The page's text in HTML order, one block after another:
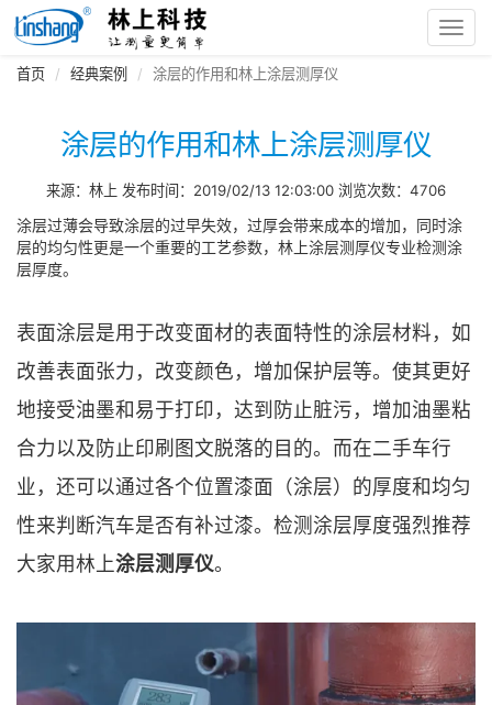
首页 经典案例 涂层的作用和林上涂层测厚仪
涂层的作用和林上涂层测厚仪
来源：林上 发布时间：2019/02/13 12:03:00 浏览次数：4706
涂层过薄会导致涂层的过早失效，过厚会带来成本的增加，同时涂
层的均匀性更是一个重要的工艺参数，林上涂层测厚仪专业检测涂
层厚度。
表面涂层是用于改变面材的表面特性的涂层材料，如
改善表面张力，改变颜色，增加保护层等。使其更好
地接受油墨和易于打印，达到防止脏污，增加油墨粘
合力以及防止印刷图文脱落的目的。而在二手车行
业，还可以通过各个位置漆面（涂层）的厚度和均匀
性来判断汽车是否有补过漆。检测涂层厚度强烈推荐
大家用林上涂层测厚仪。